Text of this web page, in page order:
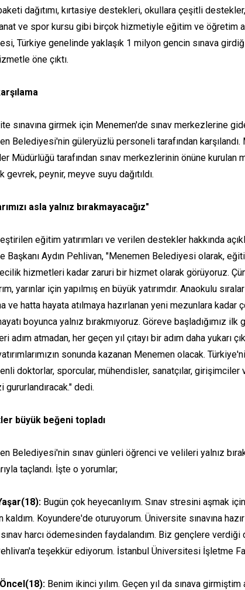
dağıtımı, kırtasiye destekleri, okullara çeşitli
ve spor kursu gibi birçok hizmetiyle eğitim ve öğretim
Türkiye genelinde yaklaşık 1 milyon gencin sınava
öne çıktı.
sınavına girmek için Menemen'de sınav merkezlerine
Belediyesi'nin güleryüzlü personeli tarafından
Müdürlüğü tarafından sınav merkezlerinin önüne kurulan
gevrek, peynir, meyve suyu dağıtıldı.
asla yalnız bırakmayacağız"
eğitim yatırımları ve verilen destekler hakkında
Başkanı Aydın Pehlivan, "Menemen Belediyesi olarak,
hizmetleri kadar zaruri bir hizmet olarak görüyoruz.
yarınlar için yapılmış en büyük yatırımdır. Anaokulu
ve hatta hayata atılmaya hazırlanan yeni mezunlara kadar
boyunca yalnız bırakmıyoruz. Göreve başladığımız
adım atmadan, her geçen yıl çıtayı bir adım daha yukarı
sonunda kazanan Menemen olacak.
doktorlar, sporcular, mühendisler, sanatçılar, girişimciler
gururlandıracak." dedi.
büyük beğeni topladı
Belediyesi'nin sınav günleri öğrenci ve velileri yalnız
taçlandı. İşte o yorumlar;
Bugün çok heyecanlıyım. Sınav stresini aşmak
kaldım. Koyundere'de oturuyorum. Üniversite sınavına
harcı ödemesinden faydalandım. Biz gençlere verdiği
teşekkür ediyorum. İstanbul Üniversitesi İşletme
Benim ikinci yılım. Geçen yıl da sınava